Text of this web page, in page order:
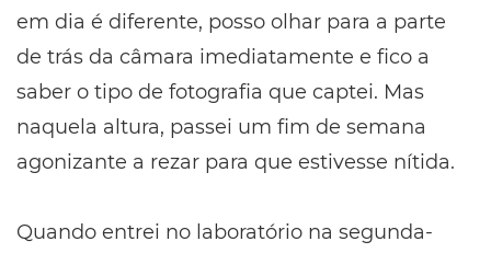
em dia é diferente, posso olhar para a parte
de trás da câmara imediatamente e fico a
saber o tipo de fotografia que captei. Mas
naquela altura, passei um fim de semana
agonizante a rezar para que estivesse nítida.
Quando entrei no laboratório na segunda-